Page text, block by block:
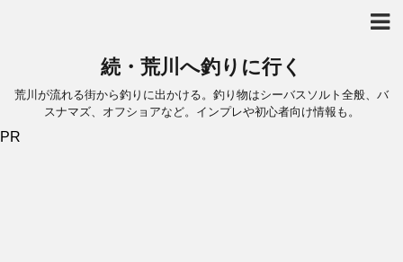
続・荒川へ釣りに行く
荒川が流れる街から釣りに出かける。釣り物はシーバスソルト全般、バ
スナマズ、オフショアなど。インプレや初心者向け情報も。
PR